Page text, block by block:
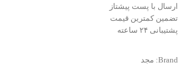
ارسال با پست پیشتاز
تضمین کمترین قیمت
پشتیبانی ۲۴ ساعته
Brand: مجد